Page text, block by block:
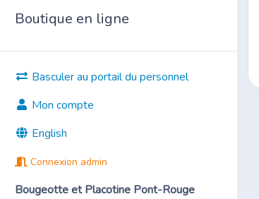
Boutique en ligne
Basculer au portail du personnel
Mon compte
English
Connexion admin
Bougeotte et Placotine Pont-Rouge